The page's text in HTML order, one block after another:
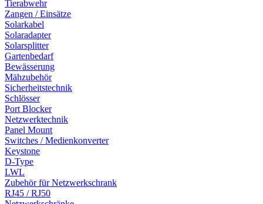
Tierabwehr
Zangen / Einsätze
Solarkabel
Solaradapter
Solarsplitter
Gartenbedarf
Bewässerung
Mähzubehör
Sicherheitstechnik
Schlösser
Port Blocker
Netzwerktechnik
Panel Mount
Switches / Medienkonverter
Keystone
D-Type
LWL
Zubehör für Netzwerkschrank
RJ45 / RJ50